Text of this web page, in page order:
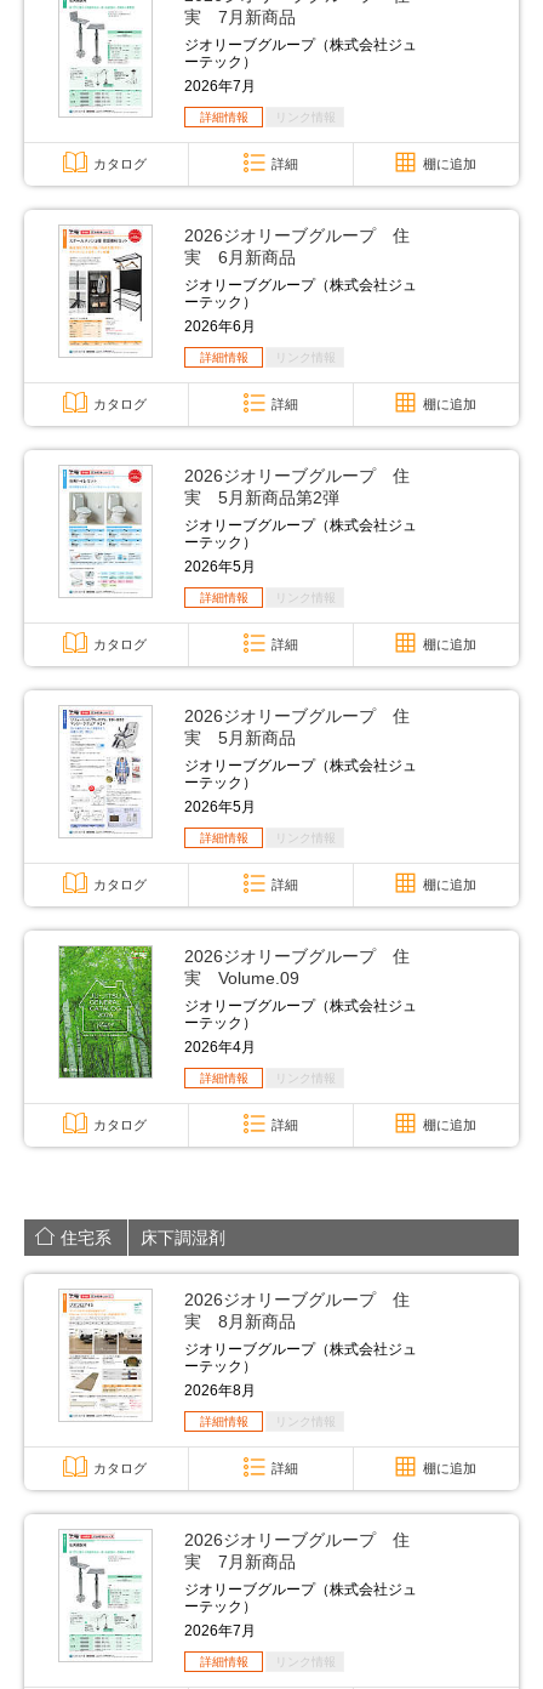
実 7月新商品
ジオリーブグループ（株式会社ジュ
ーテック）
2026年7月
詳細情報 リンク情報
カタログ 詳細 棚に追加
2026ジオリーブグループ 住
実 6月新商品
ジオリーブグループ（株式会社ジュ
ーテック）
2026年6月
詳細情報 リンク情報
カタログ 詳細 棚に追加
2026ジオリーブグループ 住
実 5月新商品第2弾
ジオリーブグループ（株式会社ジュ
ーテック）
2026年5月
詳細情報 リンク情報
カタログ 詳細 棚に追加
2026ジオリーブグループ 住
実 5月新商品
ジオリーブグループ（株式会社ジュ
ーテック）
2026年5月
詳細情報 リンク情報
カタログ 詳細 棚に追加
2026ジオリーブグループ 住
実 Volume.09
ジオリーブグループ（株式会社ジュ
ーテック）
2026年4月
詳細情報 リンク情報
カタログ 詳細 棚に追加
住宅系 床下調湿剤
2026ジオリーブグループ 住
実 8月新商品
ジオリーブグループ（株式会社ジュ
ーテック）
2026年8月
詳細情報 リンク情報
カタログ 詳細 棚に追加
2026ジオリーブグループ 住
実 7月新商品
ジオリーブグループ（株式会社ジュ
ーテック）
2026年7月
詳細情報 リンク情報